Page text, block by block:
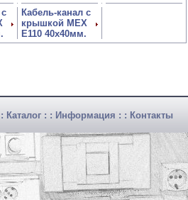
Кабель-канал c
крышкой MEX
E110 40x40мм.
Каталог : : Информация : : Контакты